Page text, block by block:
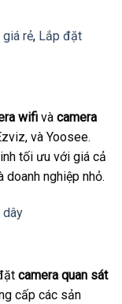
giá rẻ, Lắp đặt
wifi và camera
và Yoosee.
tối ưu với giá cả
doanh nghiệp nhỏ.
dây
camera quan sát
cấp các sản